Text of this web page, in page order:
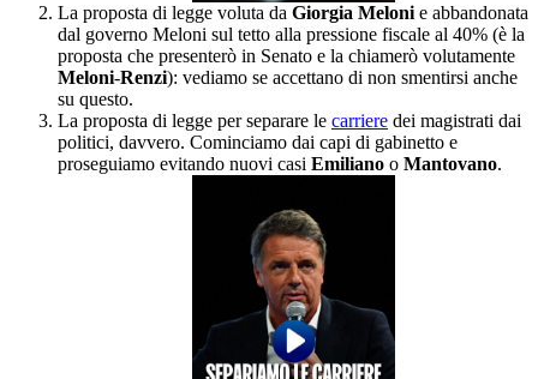
La proposta di legge voluta da Giorgia Meloni e abbandonata
dal governo Meloni sul tetto alla pressione fiscale al 40% (è la
proposta che presenterò in Senato e la chiamerò volutamente
Meloni-Renzi): vediamo se accettano di non smentirsi anche
su questo.
⁠La proposta di legge per separare le carriere dei magistrati dai
politici, davvero. Cominciamo dai capi di gabinetto e
proseguiamo evitando nuovi casi Emiliano o Mantovano.